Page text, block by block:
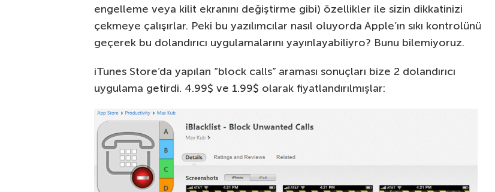
engelleme veya kilit ekranını değiştirme gibi) özellikler ile sizin dikkatinizi
çekmeye çalışırlar. Peki bu yazılımcılar nasıl oluyorda Apple’ın sıkı kontrolünü
geçerek bu dolandırıcı uygulamalarını yayınlayabiliyro? Bunu bilemiyoruz.
iTunes Store’da yapılan “block calls” araması sonuçları bize 2 dolandırıcı
uygulama getirdi. 4.99$ ve 1.99$ olarak fiyatlandırılmışlar: